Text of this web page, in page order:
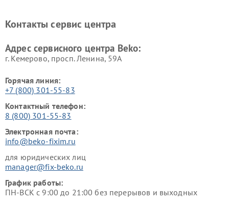
Ремонт холодильников Beko Ремонт морозильных камер
Контакты сервис центра
Адрес сервисного центра Beko:
г. Кемерово, просп. Ленина, 59А
Горячая линия:
+7 (800) 301-55-83
Контактный телефон:
8 (800) 301-55-83
Электронная почта:
info@beko-fixim.ru
для юридических лиц
manager@fix-beko.ru
График работы:
ПН-ВСК с 9:00 до 21:00 без перерывов и выходных